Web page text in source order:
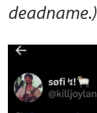
deadname.)